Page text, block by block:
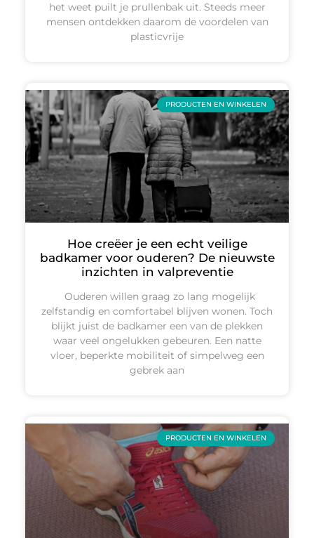
het weet puilt je prullenbak uit. Steeds meer
mensen ontdekken daarom de voordelen van
plasticvrije
PRODUCTEN EN WINKELEN
Hoe creëer je een echt veilige
badkamer voor ouderen? De nieuwste
inzichten in valpreventie
Ouderen willen graag zo lang mogelijk
zelfstandig en comfortabel blijven wonen. Toch
blijkt juist de badkamer een van de plekken
waar veel ongelukken gebeuren. Een natte
vloer, beperkte mobiliteit of simpelweg een
gebrek aan
PRODUCTEN EN WINKELEN